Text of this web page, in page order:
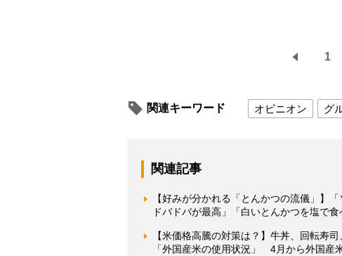
1
関連キーワード オピニオン グ
関連記事
【好みが分かれる「とんかつの流儀」】
ドバドバが最高」「白いとんかつを塩で食
【米価格高騰の対策は？】牛丼、回転寿
「外国産米の使用状況」 4月から外国産